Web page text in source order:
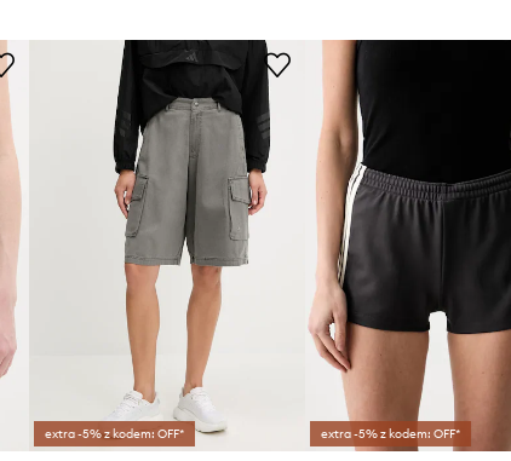
extra -5% z kodem: OFF* extra -5% z kodem: OFF*